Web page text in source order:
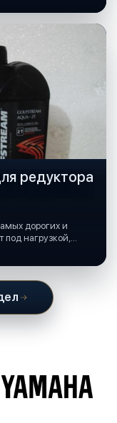
редуктора
дорогих и
под нагрузкой,